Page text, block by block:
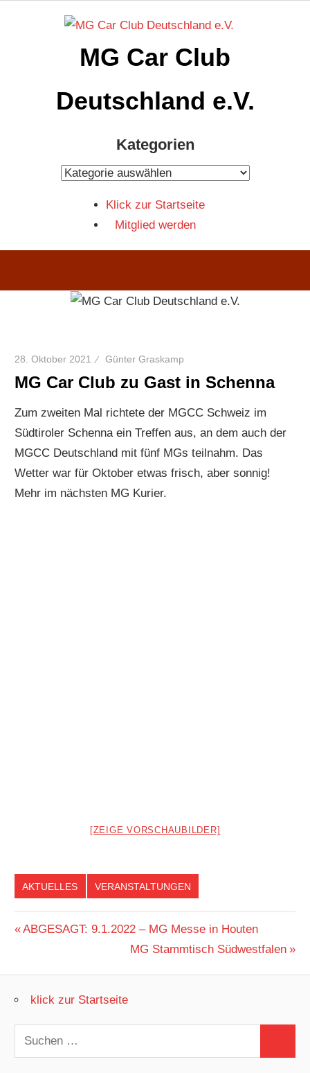
MG Car Club
Deutschland e.V.
Kategorien
Kategorien
Klick zur Startseite
Mitglied werden
28. Oktober 2021 Günter Graskamp
MG Car Club zu Gast in Schenna
Zum zweiten Mal richtete der MGCC Schweiz im
Südtiroler Schenna ein Treffen aus, an dem auch der
MGCC Deutschland mit fünf MGs teilnahm. Das
Wetter war für Oktober etwas frisch, aber sonnig!
Mehr im nächsten MG Kurier.
[ZEIGE VORSCHAUBILDER]
AKTUELLES VERANSTALTUNGEN
Beitragsnavigation
Vorheriger
ABGESAGT: 9.1.2022 – MG Messe in Houten
Nächster
MG Stammtisch Südwestfalen
klick zur Startseite
Suchen
nach: